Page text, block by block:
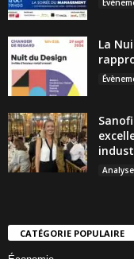
La
CATÉGORIE POPULAIRE